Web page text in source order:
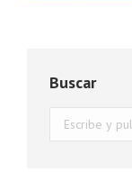
Buscar
Buscar: